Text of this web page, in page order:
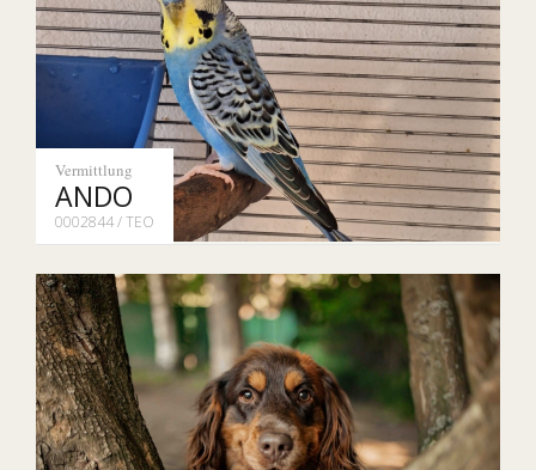
Vermittlung
ANDO
0002844 / TEO